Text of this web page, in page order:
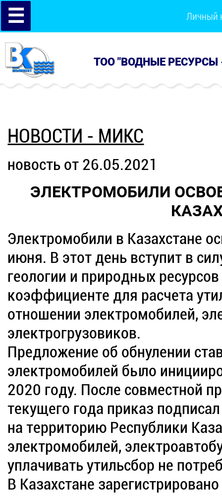
☰ Личный
ТОО "ВОДНЫЕ РЕСУРСЫ
НОВОСТИ - МИКС
новость от 26.05.2021
ЭЛЕКТРОМОБИЛИ
Электромобили в Казахстане
июня. В этот день вступит в
геологии и природных
коэффициенте для расчета
отношении электромобилей,
электрогрузовиков.
Предложение об обнулении
электромобилей было
2020 году. После совместной
текущего года приказ
на территорию Республики
электромобилей,
уплачивать утильсбор не
В Казахстане